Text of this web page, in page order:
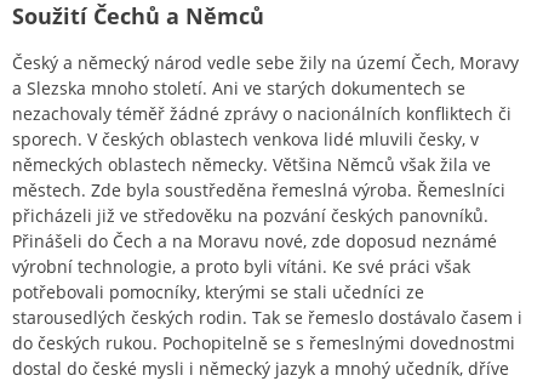
Soužití Čechů a Němců
Český a německý národ vedle sebe žily na území Čech, Moravy
a Slezska mnoho století. Ani ve starých dokumentech se
nezachovaly téměř žádné zprávy o nacionálních konfliktech či
sporech. V českých oblastech venkova lidé mluvili česky, v
německých oblastech německy. Většina Němců však žila ve
městech. Zde byla soustředěna řemeslná výroba. Řemeslníci
přicházeli již ve středověku na pozvání českých panovníků.
Přinášeli do Čech a na Moravu nové, zde doposud neznámé
výrobní technologie, a proto byli vítáni. Ke své práci však
potřebovali pomocníky, kterými se stali učedníci ze
starousedlých českých rodin. Tak se řemeslo dostávalo časem i
do českých rukou. Pochopitelně se s řemeslnými dovednostmi
dostal do české mysli i německý jazyk a mnohý učedník, dříve